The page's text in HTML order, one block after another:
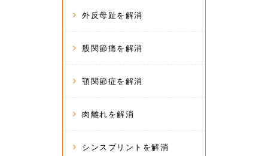
外反母趾を解消
股関節痛を解消
顎関節症を解消
肉離れを解消
シンスプリントを解消